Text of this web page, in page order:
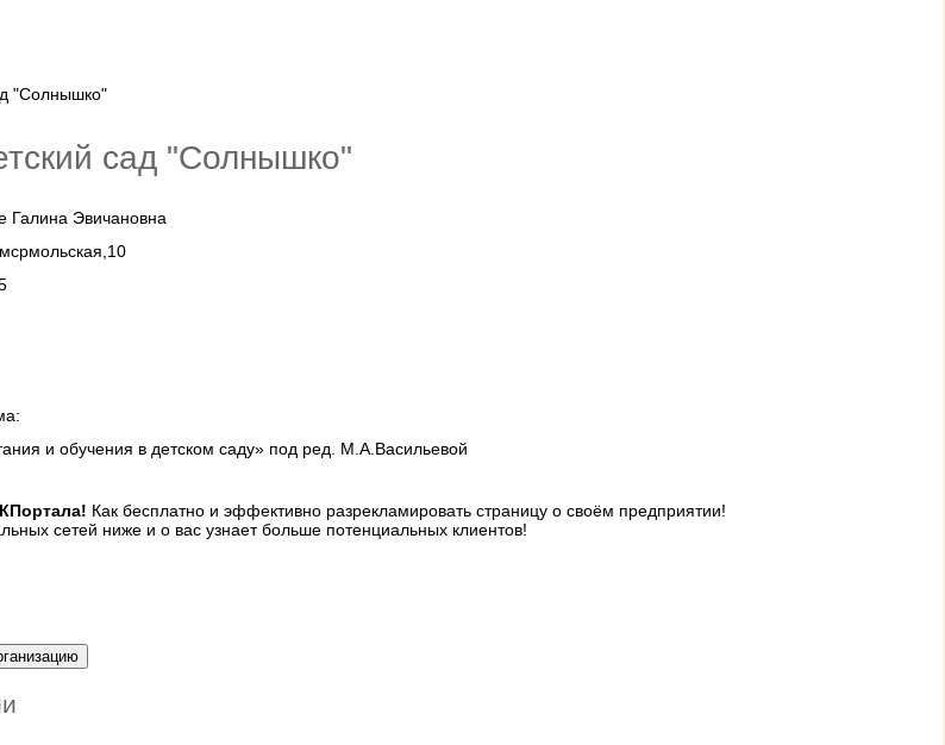
сад "Солнышко"
Галина Эвичановна
и обучения в детском саду» под ред. М.А.Васильевой
Как бесплатно и эффективно разрекламировать страницу о своём предприятии!
сетей ниже и о вас узнает больше потенциальных клиентов!